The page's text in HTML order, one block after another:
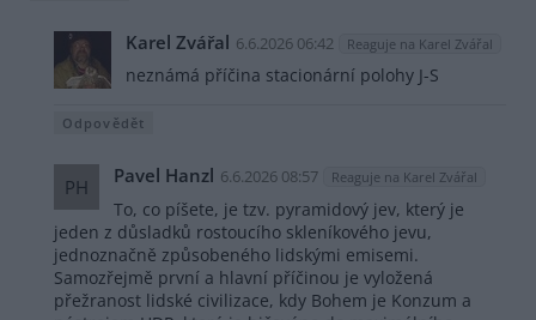
Karel Zvářal 6.6.2026 06:42 Reaguje na Karel Zvářal
neznámá příčina stacionární polohy J-S
Odpovědět
PH Pavel Hanzl 6.6.2026 08:57 Reaguje na Karel Zvářal
To, co píšete, je tzv. pyramidový jev, který je
jeden z důsladků rostoucího skleníkového jevu,
jednoznačně způsobeného lidskými emisemi.
Samozřejmě první a hlavní příčinou je vyložená
přežranost lidské civilizace, kdy Bohem je Konzum a